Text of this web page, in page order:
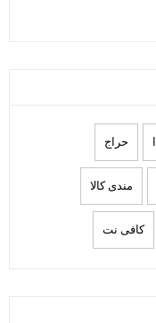
حراج
مندی کالا
کافی نت